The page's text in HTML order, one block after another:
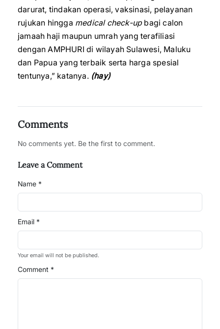
darurat, tindakan operasi, vaksinasi, pelayanan
rujukan hingga medical check-upbagi calon
jamaah haji maupun umrah yang terafiliasi
dengan AMPHURI di wilayah Sulawesi, Maluku
dan Papua yang terbaik serta harga spesial
tentunya,” katanya. (hay)
Comments
No comments yet. Be the first to comment.
Leave a Comment
Name *
Email *
Your email will not be published.
Comment *